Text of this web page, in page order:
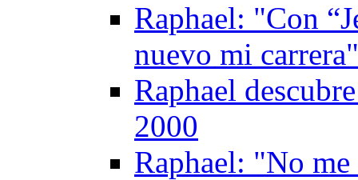
Raphael: "Con
nuevo mi
Raphael
2000
Raphael: "No